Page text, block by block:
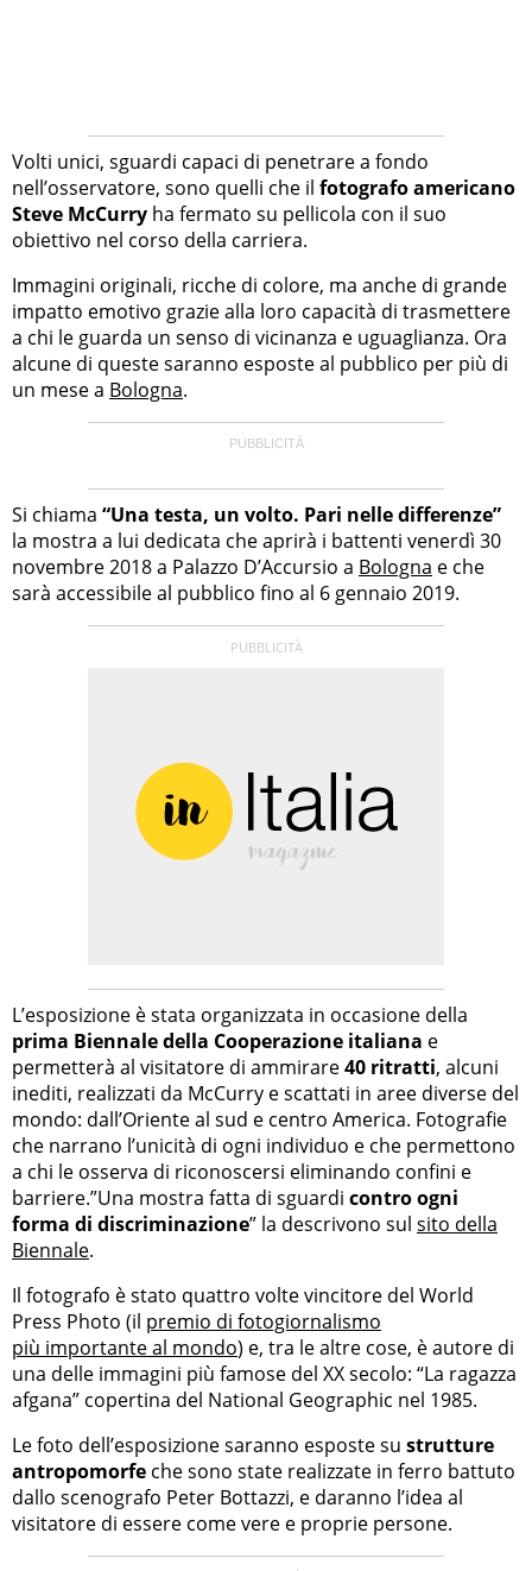
Volti unici, sguardi capaci di penetrare a fondo
nell’osservatore, sono quelli che il fotografo americano
Steve McCurry ha fermato su pellicola con il suo
obiettivo nel corso della carriera.
Immagini originali, ricche di colore, ma anche di grande
impatto emotivo grazie alla loro capacità di trasmettere
a chi le guarda un senso di vicinanza e uguaglianza. Ora
alcune di queste saranno esposte al pubblico per più di
un mese a Bologna.
Si chiama “Una testa, un volto. Pari nelle differenze”
la mostra a lui dedicata che aprirà i battenti venerdì 30
novembre 2018 a Palazzo D’Accursio a Bologna e che
sarà accessibile al pubblico fino al 6 gennaio 2019.
L’esposizione è stata organizzata in occasione della
prima Biennale della Cooperazione italiana e
permetterà al visitatore di ammirare40 ritratti, alcuni
inediti, realizzati da McCurry e scattati in aree diverse del
mondo: dall’Oriente al sud e centro America. Fotografie
che narrano l’unicità di ogni individuo e che permettono
a chi le osserva di riconoscersi eliminando confini e
barriere.”Una mostra fatta di sguardi contro ogni
forma di discriminazione” la descrivono sul sito della
Biennale.
Il fotografo è stato quattro volte vincitore del World
Press Photo (il premio di fotogiornalismo
più importante al mondo) e, tra le altre cose, è autore di
una delle immagini più famose del XX secolo: “La ragazza
afgana” copertina del National Geographic nel 1985.
Le foto dell’esposizione saranno esposte su strutture
antropomorfe che sono state realizzate in ferro battuto
dallo scenografo Peter Bottazzi, e daranno l’idea al
visitatore di essere come vere e proprie persone.